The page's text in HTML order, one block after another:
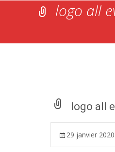
logo all
logo all
29 janvier 2020